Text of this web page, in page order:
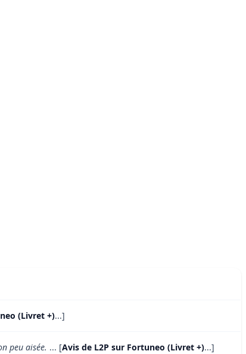
(Livret +)...]
peu aisée. ... [Avis de L2P sur Fortuneo (Livret +)...]